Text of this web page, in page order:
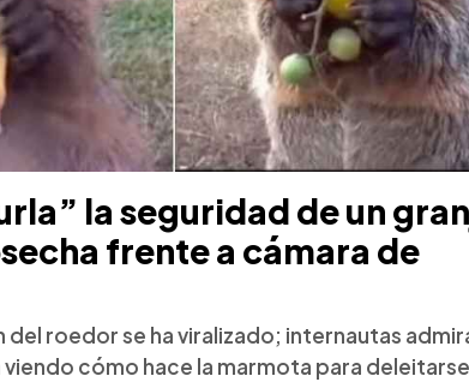
la seguridad de un
frente a cámara de
del roedor se ha viralizado; internautas
cómo hace la marmota para